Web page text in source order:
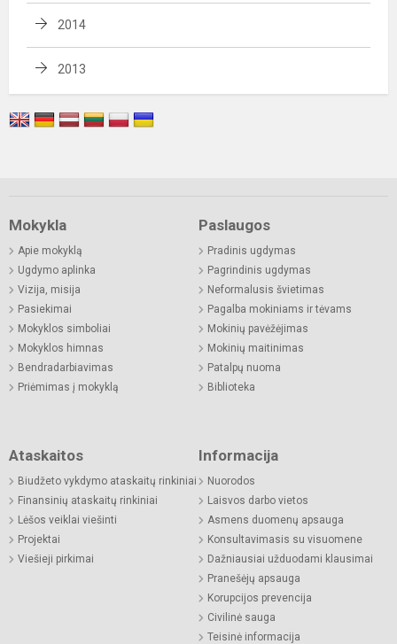
2014
2013
Mokykla
Apie mokyklą
Ugdymo aplinka
Vizija, misija
Pasiekimai
Mokyklos simboliai
Mokyklos himnas
Bendradarbiavimas
Priėmimas į mokyklą
Paslaugos
Pradinis ugdymas
Pagrindinis ugdymas
Neformalusis švietimas
Pagalba mokiniams ir tėvams
Mokinių pavėžėjimas
Mokinių maitinimas
Patalpų nuoma
Biblioteka
Ataskaitos
Biudžeto vykdymo ataskaitų rinkiniai
Finansinių ataskaitų rinkiniai
Lėšos veiklai viešinti
Projektai
Viešieji pirkimai
Informacija
Nuorodos
Laisvos darbo vietos
Asmens duomenų apsauga
Konsultavimasis su visuomene
Dažniausiai užduodami klausimai
Pranešėjų apsauga
Korupcijos prevencija
Civilinė sauga
Teisinė informacija